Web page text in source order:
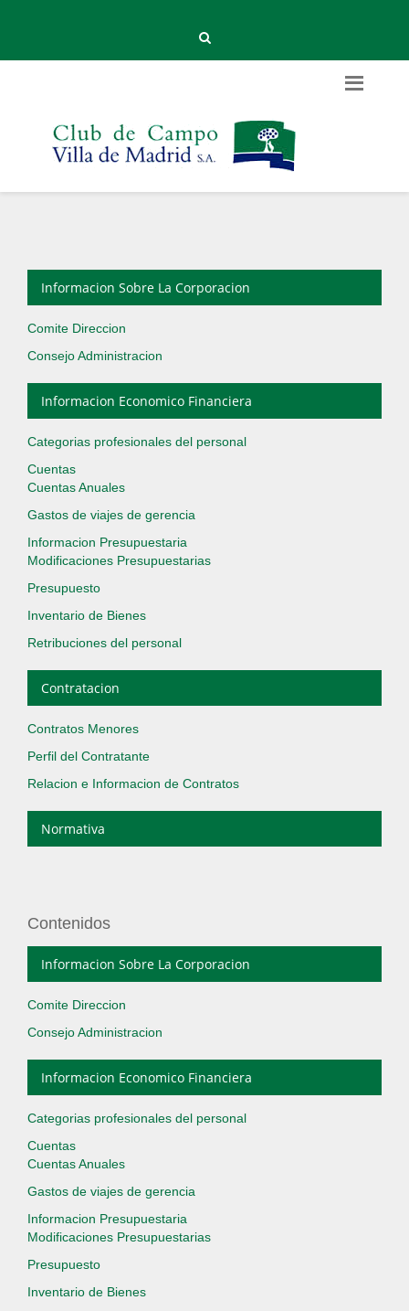
Informacion Sobre La Corporacion
Comite Direccion
Consejo Administracion
Informacion Economico Financiera
Categorias profesionales del personal
Cuentas
Cuentas Anuales
Gastos de viajes de gerencia
Informacion Presupuestaria
Modificaciones Presupuestarias
Presupuesto
Inventario de Bienes
Retribuciones del personal
Contratacion
Contratos Menores
Perfil del Contratante
Relacion e Informacion de Contratos
Normativa
Contenidos
Informacion Sobre La Corporacion
Comite Direccion
Consejo Administracion
Informacion Economico Financiera
Categorias profesionales del personal
Cuentas
Cuentas Anuales
Gastos de viajes de gerencia
Informacion Presupuestaria
Modificaciones Presupuestarias
Presupuesto
Inventario de Bienes